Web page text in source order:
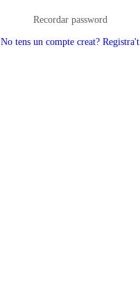
Recordar password
No tens un compte creat? Registra't